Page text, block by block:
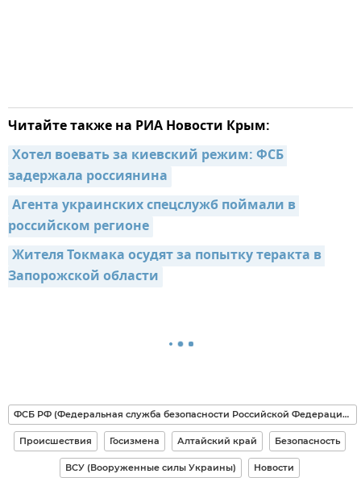
Читайте также на РИА Новости Крым:
Хотел воевать за киевский режим: ФСБ
задержала россиянина
Агента украинских спецслужб поймали в
российском регионе
Жителя Токмака осудят за попытку теракта в
Запорожской области
ФСБ РФ (Федеральная служба безопасности Российской Федерации)
Происшествия Госизмена Алтайский край Безопасность
ВСУ (Вооруженные силы Украины) Новости